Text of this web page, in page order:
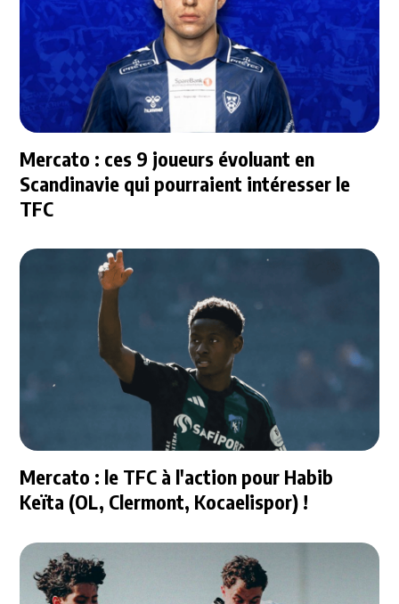
Mercato : ces 9 joueurs évoluant en
Scandinavie qui pourraient intéresser le
TFC
Mercato : le TFC à l'action pour Habib
Keïta (OL, Clermont, Kocaelispor) !